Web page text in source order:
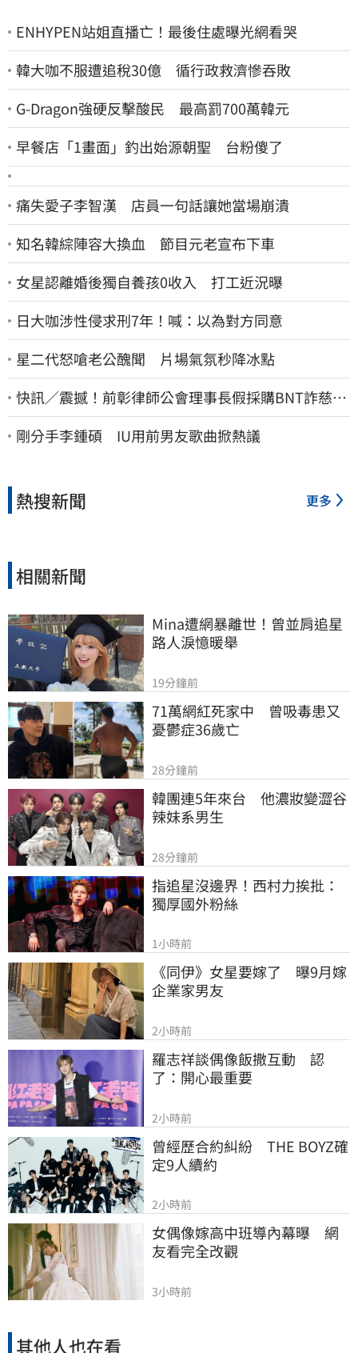
ENHYPEN站姐直播亡！最後住處曝光網看哭
韓大咖不服遭追稅30億 循行政救濟慘吞敗
G-Dragon強硬反擊酸民 最高罰700萬韓元
早餐店「1畫面」釣出始源朝聖 台粉傻了
痛失愛子李智漢 店員一句話讓她當場崩潰
知名韓綜陣容大換血 節目元老宣布下車
女星認離婚後獨自養孩0收入 打工近況曝
日大咖涉性侵求刑7年！喊：以為對方同意
星二代怒嗆老公醜聞 片場氣氛秒降冰點
快訊／震撼！前彰律師公會理事長假採購BNT詐慈濟
10億、洗錢囤232kg黃金
剛分手李鍾碩 IU用前男友歌曲掀熱議
熱搜新聞 更多
相關新聞
Mina遭網暴離世！曾並肩追星
路人淚憶暖舉
19分鐘前
71萬網紅死家中　曾吸毒患又
憂鬱症36歲亡
28分鐘前
韓團連5年來台　他濃妝變澀谷
辣妹系男生
28分鐘前
指追星沒邊界！西村力挨批：
獨厚國外粉絲
1小時前
《同伊》女星要嫁了　曝9月嫁
企業家男友
2小時前
羅志祥談偶像飯撒互動　認
了：開心最重要
2小時前
曾經歷合約糾紛　THE BOYZ確
定9人續約
2小時前
女偶像嫁高中班導內幕曝　網
友看完全改觀
3小時前
其他人也在看